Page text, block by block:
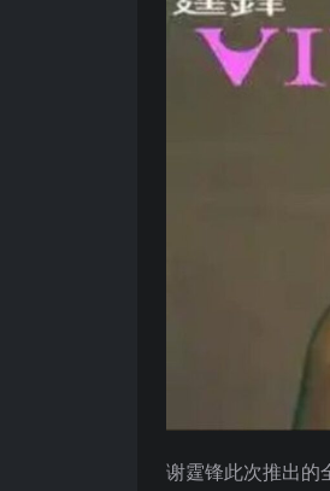
谢霆锋此次推出的